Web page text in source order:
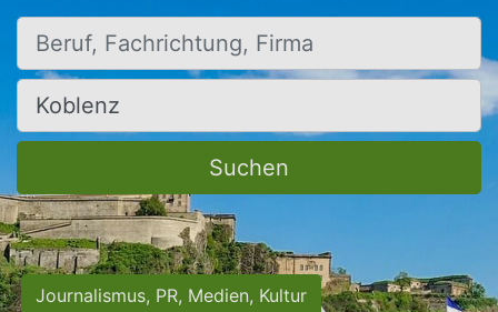
Beruf, Fachrichtung, Firma
Ort, Stadt
Suchen
Journalismus, PR, Medien, Kultur